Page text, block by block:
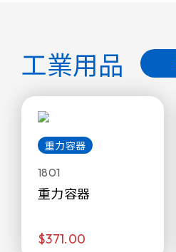
工業用品
重力容器
1801
重力容器
$371.00